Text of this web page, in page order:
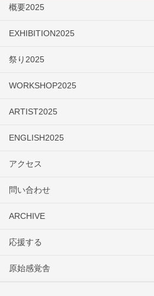
概要2025
EXHIBITION2025
祭り2025
WORKSHOP2025
ARTIST2025
ENGLISH2025
アクセス
問い合わせ
ARCHIVE
応援する
原始感覚舎